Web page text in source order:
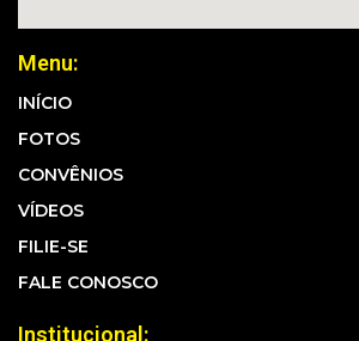
Menu:
INÍCIO
FOTOS
CONVÊNIOS
VÍDEOS
FILIE-SE
FALE CONOSCO
Institucional: